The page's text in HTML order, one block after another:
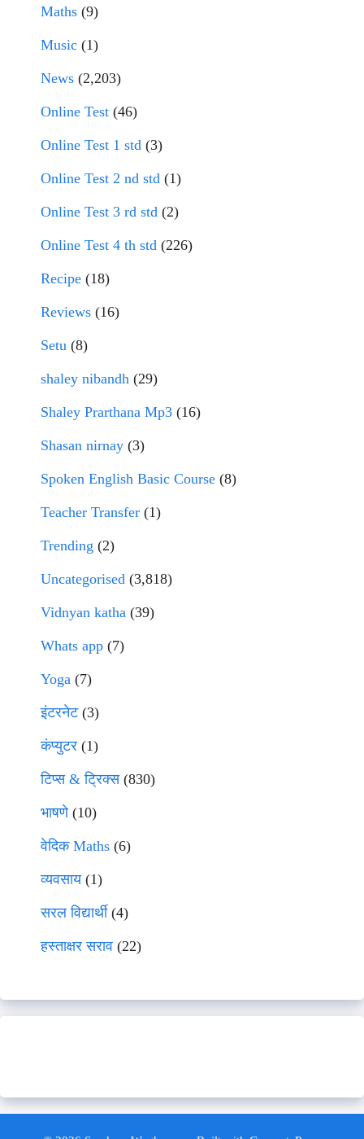
Maths (9)
Music (1)
News (2,203)
Online Test (46)
Online Test 1 std (3)
Online Test 2 nd std (1)
Online Test 3 rd std (2)
Online Test 4 th std (226)
Recipe (18)
Reviews (16)
Setu (8)
shaley nibandh (29)
Shaley Prarthana Mp3 (16)
Shasan nirnay (3)
Spoken English Basic Course (8)
Teacher Transfer (1)
Trending (2)
Uncategorised (3,818)
Vidnyan katha (39)
Whats app (7)
Yoga (7)
इंटरनेट(3)
कंप्युटर (1)
टिप्स & ट्रिक्स(830)
भाषणे(10)
वेदिक Maths (6)
व्यवसाय(1)
सरल विद्यार्थी(4)
हस्ताक्षर सराव (22)